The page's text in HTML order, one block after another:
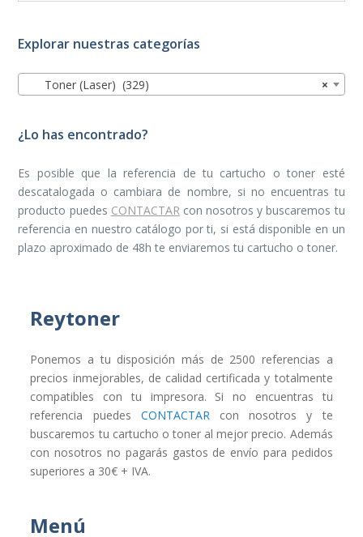
Explorar nuestras categorías
×
Toner (Laser) (329)
¿Lo has encontrado?
Es posible que la referencia de tu cartucho o toner esté
descatalogada o cambiara de nombre, si no encuentras tu
producto puedes CONTACTAR con nosotros y buscaremos tu
referencia en nuestro catálogo por ti, si está disponible en un
plazo aproximado de 48h te enviaremos tu cartucho o toner.
Reytoner
Ponemos a tu disposición más de 2500 referencias a
precios inmejorables, de calidad certificada y totalmente
compatibles con tu impresora. Si no encuentras tu
referencia puedes CONTACTAR con nosotros y te
buscaremos tu cartucho o toner al mejor precio. Además
con nosotros no pagarás gastos de envío para pedidos
superiores a 30€ + IVA.
Menú